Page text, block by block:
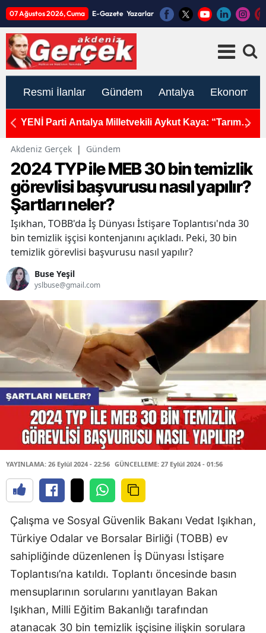
07 Ağustos 2026, Cuma E-Gazete Yazarlar
Resmi İlanlar Gündem Antalya Ekonomi
YENİ Parti Antalya Milletvekili Aykut Kaya: “Tarım
domino etkisi oluşturuyor”
Akdeniz Gerçek | Gündem
2024 TYP ile MEB 30 bin temizlik
görevlisi başvurusu nasıl yapılır?
Şartları neler?
Işıkhan, TOBB'da İş Dünyası İstişare Toplantısı'nda 30
bin temizlik işçisi kontenjanını açıkladı. Peki, 30 bin
temizlik görevlisi başvurusu nasıl yapılır?
Buse Yeşil
yslbuse@gmail.com
YAYINLAMA: 26 Eylül 2024 - 22:56 GÜNCELLEME: 27 Eylül 2024 - 01:56
Çalışma ve Sosyal Güvenlik Bakanı Vedat Işıkhan,
Türkiye Odalar ve Borsalar Birliği (TOBB) ev
sahipliğinde düzenlenen İş Dünyası İstişare
Toplantısı’na katıldı. Toplantı öncesinde basın
mensuplarının sorularını yanıtlayan Bakan
Işıkhan, Milli Eğitim Bakanlığı tarafından
atanacak 30 bin temizlik işçisine ilişkin sorulara